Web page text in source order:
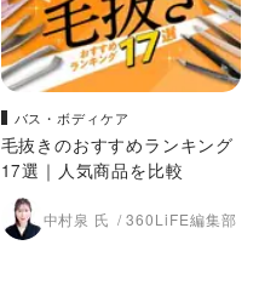
バス・ボディケア
毛抜きのおすすめランキング
17選｜人気商品を比較
中村泉 氏 360LiFE編集部